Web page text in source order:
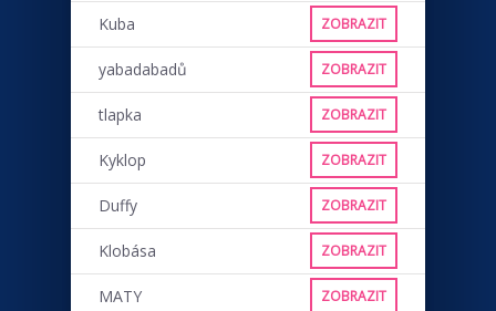
Kuba ZOBRAZIT
yabadabadů ZOBRAZIT
tlapka ZOBRAZIT
Kyklop ZOBRAZIT
Duffy ZOBRAZIT
Klobása ZOBRAZIT
MATY ZOBRAZIT